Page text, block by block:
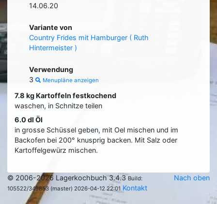
14.06.20
Variante von
Country Frides mit Hamburger ( Ruth
Hintermeister )
Verwendung
3
Menupläne anzeigen
7.8 kg Kartoffeln festkochend
waschen, in Schnitze teilen
6.0 dl Öl
in grosse Schüssel geben, mit Oel mischen und im
Backofen bei 200° knusprig backen. Mit Salz oder
Kartoffelgewürz mischen.
Nach oben
© 2006-2026 Lagerkochbuch 3.4.3Build:
105522/349853 (master) 2026-04-12 22:01 Kontakt